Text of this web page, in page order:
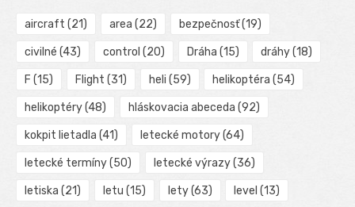
aircraft (21) area (22) bezpečnosť(19)
civilné (43) control (20) Dráha (15) dráhy(18)
F (15) Flight (31) heli (59) helikoptéra (54)
helikoptéry(48) hláskovacia abeceda (92)
kokpit lietadla (41) letecké motory(64)
letecké termíny(50) letecké výrazy(36)
letiska (21) letu (15) lety(63) level (13)